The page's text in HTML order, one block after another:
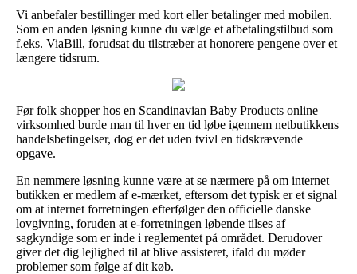
Vi anbefaler bestillinger med kort eller betalinger med mobilen.
Som en anden løsning kunne du vælge et afbetalingstilbud som
f.eks. ViaBill, forudsat du tilstræber at honorere pengene over et
længere tidsrum.
Før folk shopper hos en Scandinavian Baby Products online
virksomhed burde man til hver en tid løbe igennem netbutikkens
handelsbetingelser, dog er det uden tvivl en tidskrævende
opgave.
En nemmere løsning kunne være at se nærmere på om internet
butikken er medlem af e-mærket, eftersom det typisk er et signal
om at internet forretningen efterfølger den officielle danske
lovgivning, foruden at e-forretningen løbende tilses af
sagkyndige som er inde i reglementet på området. Derudover
giver det dig lejlighed til at blive assisteret, ifald du møder
problemer som følge af dit køb.